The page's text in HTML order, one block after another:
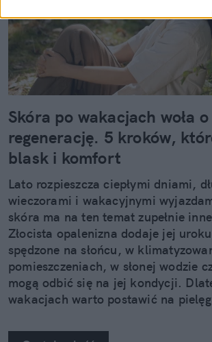
Skóra po wakacjach woła o
regenerację. 5 kroków,
blask i komfort
Lato rozpieszcza ciepłymi dniami,
wieczorami i wakacyjnymi
skóra ma na ten temat zupełnie
Złocista opalenizna dodaje jej
spędzone na słońcu, w
pomieszczeniach, w słonej wodzie
mogą odbić się na jej kondycji.
wakacjach warto postawić na
jak pięć kosmetyków z linii Neuro